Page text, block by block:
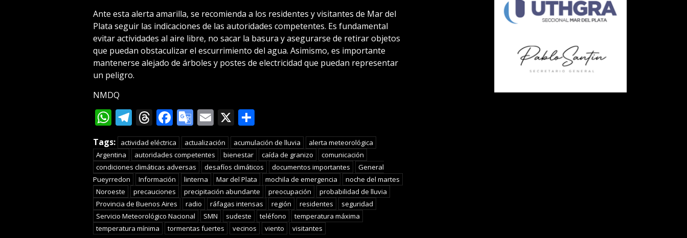
Ante esta alerta amarilla, se recomienda a los residentes y visitantes de Mar del
Plata seguir las indicaciones de las autoridades competentes. Es fundamental
evitar actividades al aire libre, no sacar la basura y asegurarse de retirar objetos
que puedan obstaculizar el escurrimiento del agua. Asimismo, es importante
mantenerse alejado de árboles y postes de electricidad que puedan representar
un peligro.
NMDQ
WhatsApp
Telegram
Threads
Facebook
Google
Translate
Email
X Compartir
Tags: actividad eléctrica actualización acumulación de lluvia
alerta meteorológica
Argentina
autoridades competentes bienestar caída de granizo
comunicación
condiciones climáticas adversas
desafíos climáticos documentos importantes
General
Pueyrredon
Información linterna Mar del Plata mochila de emergencia
noche del martes
Noroeste
precauciones precipitación abundante preocupación
probabilidad de lluvia
Provincia de Buenos Aires
radio ráfagas intensas región residentes
seguridad
Servicio Meteorológico Nacional
SMN sudeste teléfono
temperatura máxima
temperatura mínima
tormentas fuertes vecinos viento visitantes